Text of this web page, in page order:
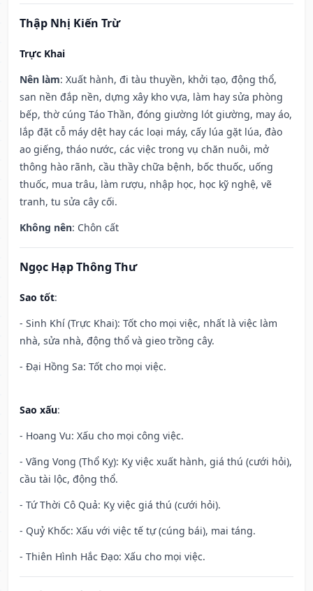
Thập Nhị Kiến Trừ
Trực Khai
Nên làm: Xuất hành, đi tàu thuyền, khởi tạo, động thổ,
san nền đắp nền, dựng xây kho vựa, làm hay sửa phòng
bếp, thờ cúng Táo Thần, đóng giường lót giường, may áo,
lắp đặt cỗ máy dệt hay các loại máy, cấy lúa gặt lúa, đào
ao giếng, tháo nước, các việc trong vụ chăn nuôi, mở
thông hào rãnh, cầu thầy chữa bệnh, bốc thuốc, uống
thuốc, mua trâu, làm rượu, nhập học, học kỹ nghệ, vẽ
tranh, tu sửa cây cối.
Không nên: Chôn cất
Ngọc Hạp Thông Thư
Sao tốt:
- Sinh Khí (Trực Khai): Tốt cho mọi việc, nhất là việc làm
nhà, sửa nhà, động thổ và gieo trồng cây.
- Đại Hồng Sa: Tốt cho mọi việc.
Sao xấu:
- Hoang Vu: Xấu cho mọi công việc.
- Vãng Vong (Thổ Kỵ): Kỵ việc xuất hành, giá thú (cưới hỏi),
cầu tài lộc, động thổ.
- Tứ Thời Cô Quả: Kỵ việc giá thú (cưới hỏi).
- Quỷ Khốc: Xấu với việc tế tự (cúng bái), mai táng.
- Thiên Hình Hắc Đạo: Xấu cho mọi việc.